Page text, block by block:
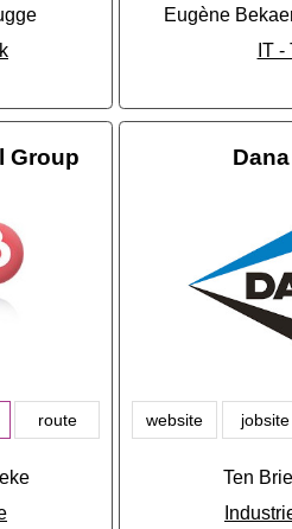
Eugène
IT
Group
route website jobsite
Ten